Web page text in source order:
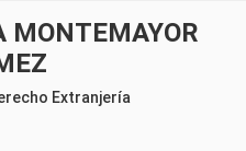
MONTEMAYOR
Extranjería